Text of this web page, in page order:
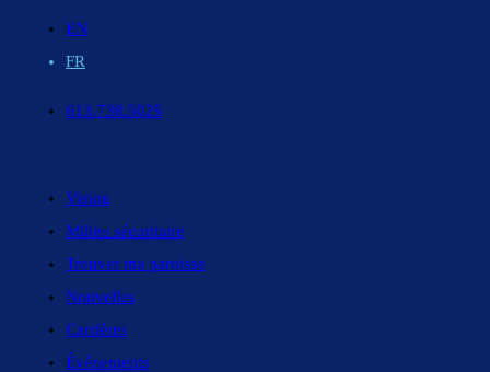
EN
FR
613.738.5025
Vision
Milieu sécuritaire
Trouver ma paroisse
Nouvelles
Carrières
Événements